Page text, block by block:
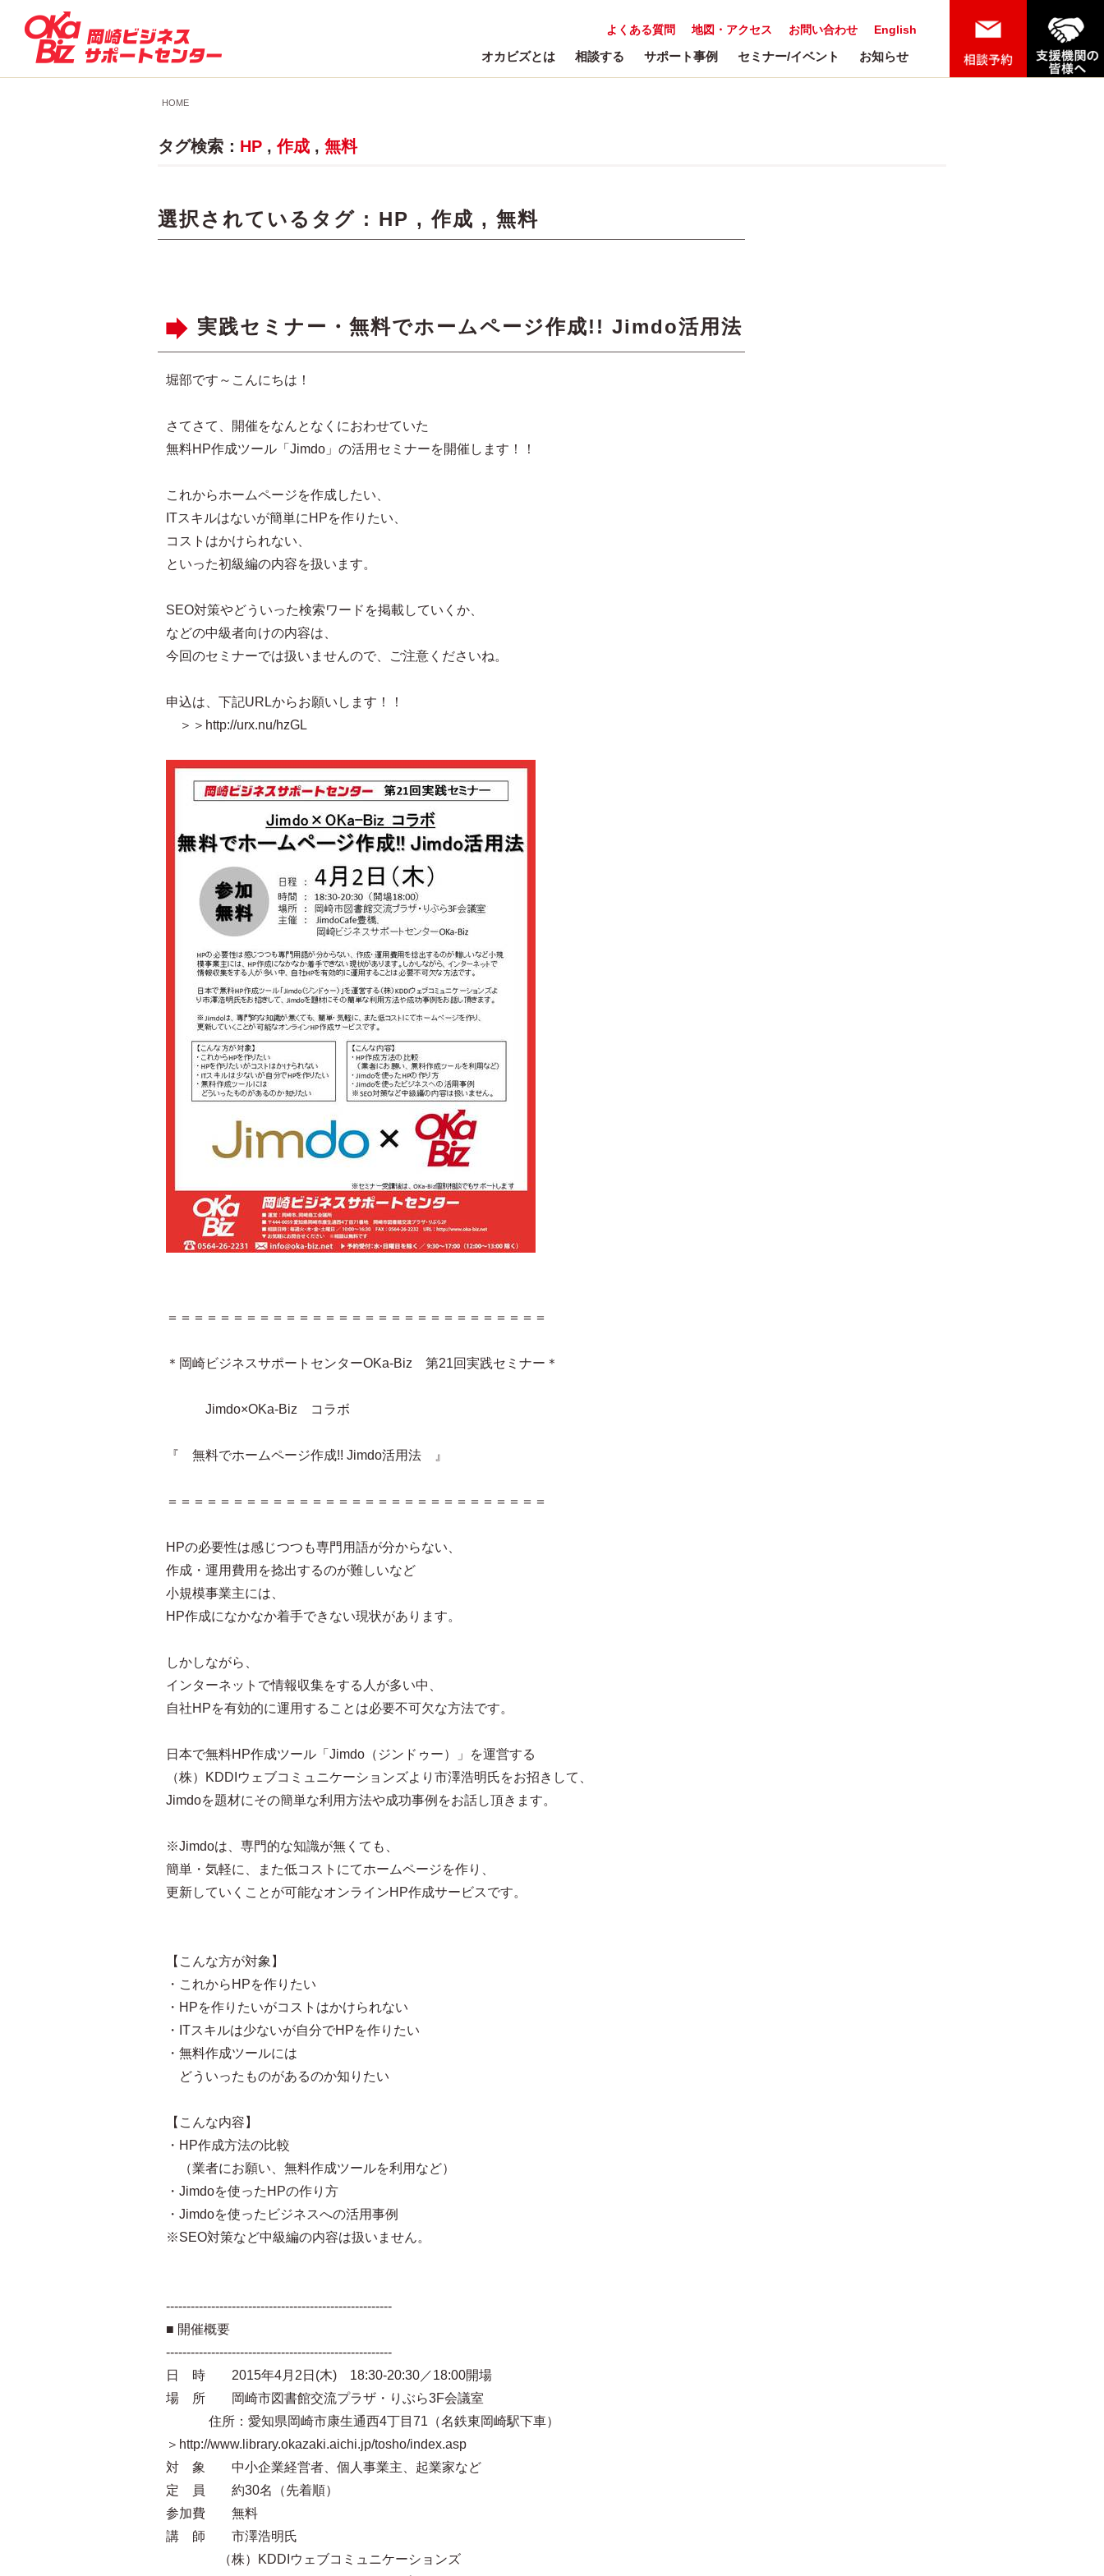
English
お問い合わせ
地図・アクセス
よくある質問
オカビズとは 相談する サポート事例 セミナー/イベント お知らせ
HOME
タグ検索： HP ,作成 , 無料
選択されているタグ : HP ,作成 , 無料
実践セミナー・無料でホームページ作成!! Jimdo活用法
堀部です～こんにちは！
さてさて、開催をなんとなくにおわせていた
無料HP作成ツール「Jimdo」の活用セミナーを開催します！！
これからホームページを作成したい、
ITスキルはないが簡単にHPを作りたい、
コストはかけられない、
といった初級編の内容を扱います。
SEO対策やどういった検索ワードを掲載していくか、
などの中級者向けの内容は、
今回のセミナーでは扱いませんので、ご注意くださいね。
申込は、下記URLからお願いします！！
＞＞http://urx.nu/hzGL
＝＝＝＝＝＝＝＝＝＝＝＝＝＝＝＝＝＝＝＝＝＝＝＝＝＝＝＝＝
＊岡崎ビジネスサポートセンターOKa-Biz 第21回実践セミナー＊
Jimdo×OKa-Biz コラボ
『 無料でホームページ作成!! Jimdo活用法 』
＝＝＝＝＝＝＝＝＝＝＝＝＝＝＝＝＝＝＝＝＝＝＝＝＝＝＝＝＝
HPの必要性は感じつつも専門用語が分からない、
作成・運用費用を捻出するのが難しいなど
小規模事業主には、
HP作成になかなか着手できない現状があります。
しかしながら、
インターネットで情報収集をする人が多い中、
自社HPを有効的に運用することは必要不可欠な方法です。
日本で無料HP作成ツール「Jimdo（ジンドゥー）」を運営する
（株）KDDIウェブコミュニケーションズより市澤浩明氏をお招きして、
Jimdoを題材にその簡単な利用方法や成功事例をお話し頂きます。
※Jimdoは、専門的な知識が無くても、
簡単・気軽に、また低コストにてホームページを作り、
更新していくことが可能なオンラインHP作成サービスです。
【こんな方が対象】
・これからHPを作りたい
・HPを作りたいがコストはかけられない
・ITスキルは少ないが自分でHPを作りたい
・無料作成ツールには
どういったものがあるのか知りたい
【こんな内容】
・HP作成方法の比較
（業者にお願い、無料作成ツールを利用など）
・Jimdoを使ったHPの作り方
・Jimdoを使ったビジネスへの活用事例
※SEO対策など中級編の内容は扱いません。
-------------------------------------------------------
■ 開催概要
-------------------------------------------------------
日 時 2015年4月2日(木) 18:30-20:30／18:00開場
場 所 岡崎市図書館交流プラザ・りぶら3F会議室
住所：愛知県岡崎市康生通西4丁目71（名鉄東岡崎駅下車）
＞http://www.library.okazaki.aichi.jp/tosho/index.asp
対 象 中小企業経営者、個人事業主、起業家など
定 員 約30名（先着順）
参加費 無料
講 師 市澤浩明氏
（株）KDDIウェブコミュニケーションズ